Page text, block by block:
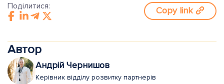
Поділитися: Copy link
Автор
Андрій Чернишов
Керівник відділу розвитку партнерів